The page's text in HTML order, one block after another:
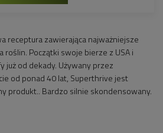
receptura zawierająca najważniejsze
Początki swoje bierze z USA i
już od dekady. Używany przez
od ponad 40 lat, Superthrive jest
produkt.. Bardzo silnie skondensowany.